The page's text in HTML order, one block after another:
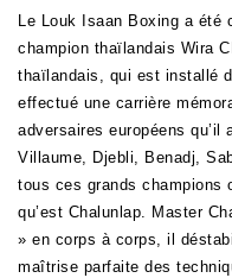
Le Louk Isaan Boxing a été
champion thaïlandais Wira
thaïlandais, qui est installé
effectué une carrière
adversaires européens
Villaume, Djebli, Benadj,
tous ces grands champions
qu’est Chalunlap. Master
» en corps à corps, il
maîtrise parfaite des